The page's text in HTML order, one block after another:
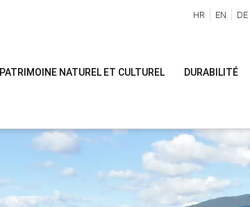
HR EN DE
PATRIMOINE NATUREL ET CULTUREL DURABILITÉ